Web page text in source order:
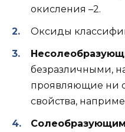
окисления –2.
Оксиды
безразличными,
проявляющие ни
свойства,